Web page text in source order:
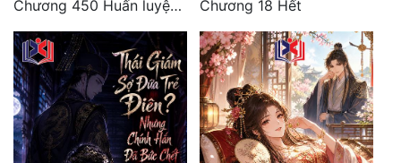
Chương 450 Huấn luyện thực chiến, Long Linh Cơ đối chiến bốn người Cổ Nguyệt và Vũ Lân!
Chương 18 Hết